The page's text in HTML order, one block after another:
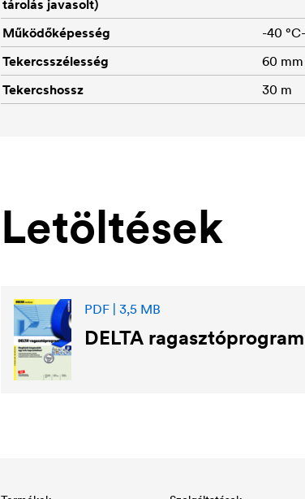
tárolás javasolt)
Működőképesség
-40
Tekercsszélesség
60 mm
Tekercshossz
30 m
Letöltések
PDF | 3,5 MB
DELTA